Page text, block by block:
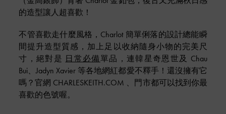
的造型讓人超喜歡！
不管喜歡走什麼風格，Charlot 簡單俐落的設計總能瞬
間提升造型質感，加上足以收納隨身小物的完美尺
寸，絕對是 日常必備單品，連韓星奇恩世及 Chau
Bui、Jadyn Xavier 等各地網紅都愛不釋手！還沒擁有它
嗎？官網 CHARLESKEITH.COM 、門市都可以找到你最
喜歡的色號喔。